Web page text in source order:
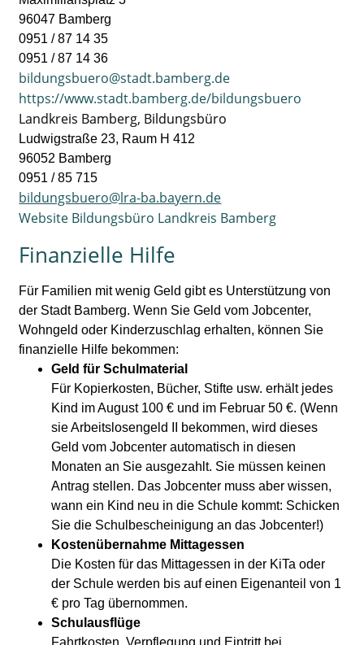
96047 Bamberg
0951 / 87 14 35
0951 / 87 14 36
bildungsbuero@stadt.bamberg.de
https://www.stadt.bamberg.de/bildungsbuero
Landkreis Bamberg, Bildungsbüro
Ludwigstraße 23, Raum H 412
96052 Bamberg
0951 / 85 715
bildungsbuero@lra-ba.bayern.de
Website Bildungsbüro Landkreis Bamberg
Finanzielle Hilfe
Für Familien mit wenig Geld gibt es Unterstützung von
der Stadt Bamberg. Wenn Sie Geld vom Jobcenter,
Wohngeld oder Kinderzuschlag erhalten, können Sie
finanzielle Hilfe bekommen:
Geld für Schulmaterial
Für Kopierkosten, Bücher, Stifte usw. erhält jedes
Kind im August 100 € und im Februar 50 €. (Wenn
sie Arbeitslosengeld II bekommen, wird dieses
Geld vom Jobcenter automatisch in diesen
Monaten an Sie ausgezahlt. Sie müssen keinen
Antrag stellen. Das Jobcenter muss aber wissen,
wann ein Kind neu in die Schule kommt: Schicken
Sie die Schulbescheinigung an das Jobcenter!)
Kostenübernahme Mittagessen
Die Kosten für das Mittagessen in der KiTa oder
der Schule werden bis auf einen Eigenanteil von 1
€ pro Tag übernommen.
Schulausflüge
Fahrtkosten, Verpflegung und Eintritt bei